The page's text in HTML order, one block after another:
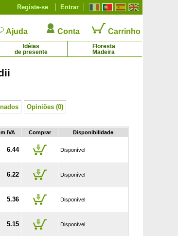
Entrar
Registe-se
Ajuda Conta Carrinho
Idéias
de presente
Floresta
Madeira
Opiniões (0)
IVA Comprar Disponibilidade
6.44 Disponível
6.22 Disponível
5.36 Disponível
5.15 Disponível